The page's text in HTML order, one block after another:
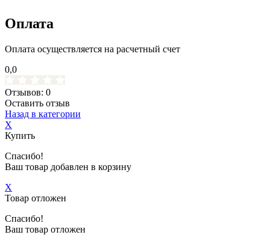
Оплата
Оплата осуществляется на расчетный счет
0,0
Отзывов: 0
Оставить отзыв
Назад в категории
X
Купить
Спасибо!
Ваш товар добавлен в корзину
X
Товар отложен
Спасибо!
Ваш товар отложен